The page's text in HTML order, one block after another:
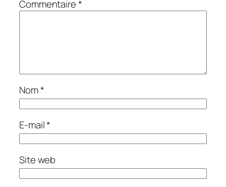
Commentaire*
Nom*
E-mail*
Site web